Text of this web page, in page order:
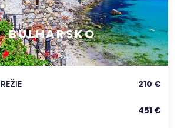
BULHARSKO
210 €
451 €